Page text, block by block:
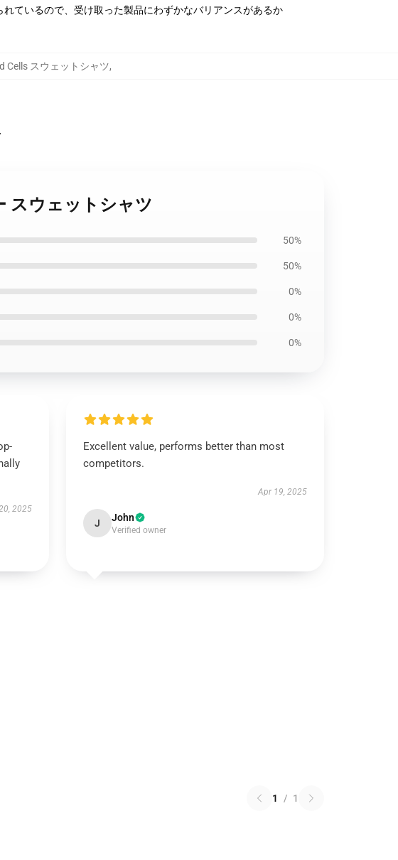
ているので、受け取った製品にわずかなバリアンスがあるか
Cells スウェットシャツ,
スウェットシャツ
50%
50%
0%
0%
0%
2025
Excellent value, performs better than most
competitors.
Apr 19, 2025
J John
Verified owner
1 / 1